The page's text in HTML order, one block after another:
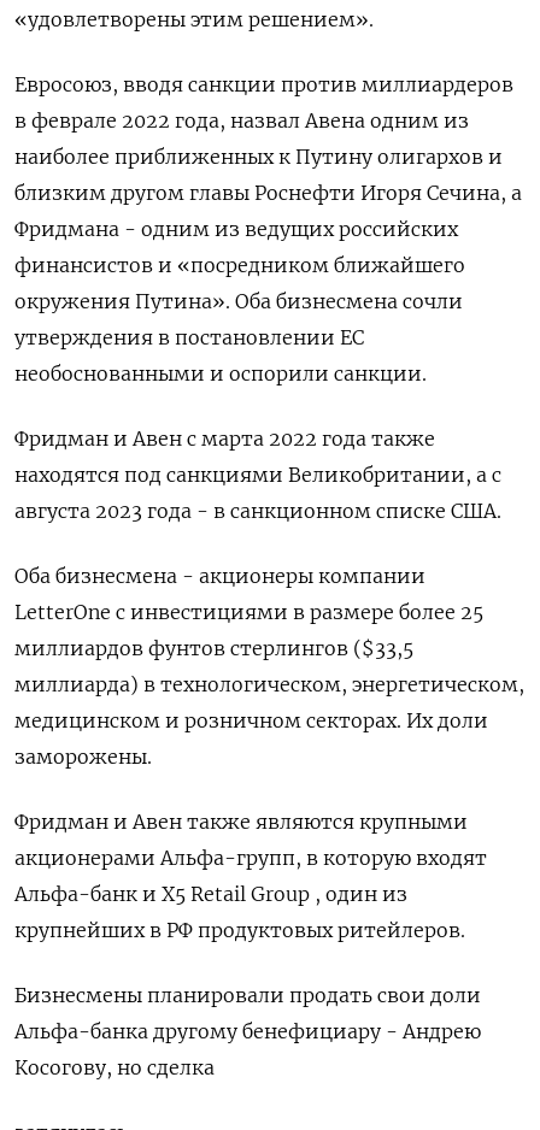
«удовлетворены этим решением».
Евросоюз, вводя санкции против миллиардеров
в феврале 2022 года, назвал Авена одним из
наиболее приближенных к Путину олигархов и
близким другом главы Роснефти Игоря Сечина, а
Фридмана - одним из ведущих российских
финансистов и «посредником ближайшего
окружения Путина». Оба бизнесмена сочли
утверждения в постановлении ЕС
необоснованными и оспорили санкции.
Фридман и Авен с марта 2022 года также
находятся под санкциями Великобритании, а с
августа 2023 года - в санкционном списке США.
Оба бизнесмена - акционеры компании
LetterOne с инвестициями в размере более 25
миллиардов фунтов стерлингов ($33,5
миллиарда) в технологическом, энергетическом,
медицинском и розничном секторах. Их доли
заморожены.
Фридман и Авен также являются крупными
акционерами Альфа-групп, в которую входят
Альфа-банк и X5 Retail Group , один из
крупнейших в РФ продуктовых ритейлеров.
Бизнесмены планировали продать свои доли
Альфа-банка другому бенефициару - Андрею
Косогову, но сделка